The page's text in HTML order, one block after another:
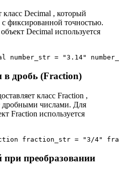
класс Decimal , который
с фиксированной точностью.
Decimal используется
number_str = "3.14"
в дробь (Fraction)
класс Fraction ,
дробными числами. Для
Fraction используется
fraction_str = "3/4"
преобразовании